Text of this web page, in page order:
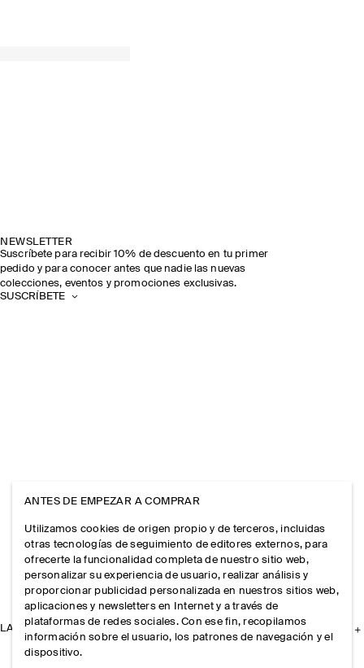
NEWSLETTER
Suscríbete para recibir 10% de descuento en tu primer
pedido y para conocer antes que nadie las nuevas
colecciones, eventos y promociones exclusivas.
SUSCRÍBETE
LA EMPRESA
ANTES DE EMPEZAR A COMPRAR
Utilizamos cookies de origen propio y de terceros, incluidas
otras tecnologías de seguimiento de editores externos, para
ofrecerte la funcionalidad completa de nuestro sitio web,
personalizar su experiencia de usuario, realizar análisis y
proporcionar publicidad personalizada en nuestros sitios web,
aplicaciones y newsletters en Internet y a través de
plataformas de redes sociales. Con ese fin, recopilamos
información sobre el usuario, los patrones de navegación y el
dispositivo.